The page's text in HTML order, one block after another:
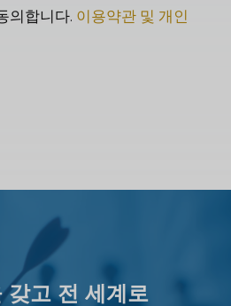
의합니다. 이용약관 및 개인
갖고 전 세계로